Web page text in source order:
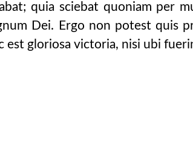
quia sciebat quoniam per
Dei. Ergo non potest quis
est gloriosa victoria, nisi ubi